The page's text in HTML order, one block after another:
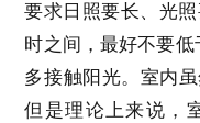
要求日照要长、光
时之间，最好不要
多接触阳光。室内
但是理论上来说，